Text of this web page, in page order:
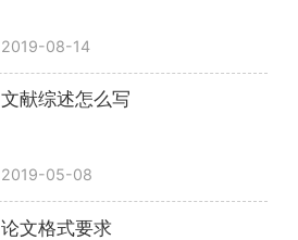
2019-08-14
文献综述怎么写
2019-05-08
论文格式要求